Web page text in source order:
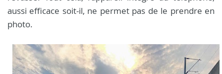
aussi efficace soit-il, ne permet pas de le prendre en
photo.